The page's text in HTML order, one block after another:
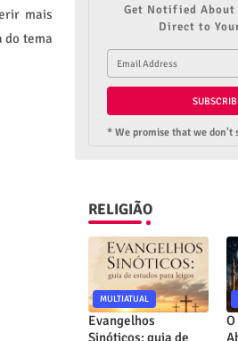
mais
do tema
Get Notified About
Direct to
* We promise that we don't
RELIGIÃO
MULTIATUAL
Evangelhos
Sinóticos: guia de